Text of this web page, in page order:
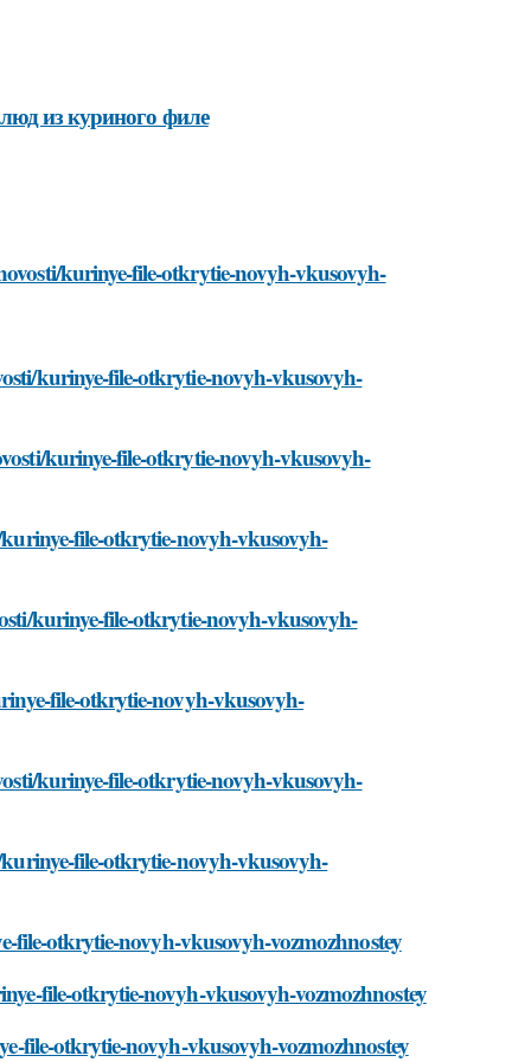
из куриного филе
kurinye-file-otkrytie-novyh-vkusovyh-
kurinye-file-otkrytie-novyh-vkusovyh-
kurinye-file-otkrytie-novyh-vkusovyh-
file-otkrytie-novyh-vkusovyh-
kurinye-file-otkrytie-novyh-vkusovyh-
file-otkrytie-novyh-vkusovyh-
kurinye-file-otkrytie-novyh-vkusovyh-
file-otkrytie-novyh-vkusovyh-
file-otkrytie-novyh-vkusovyh-vozmozhnostey
file-otkrytie-novyh-vkusovyh-vozmozhnostey
file-otkrytie-novyh-vkusovyh-vozmozhnostey